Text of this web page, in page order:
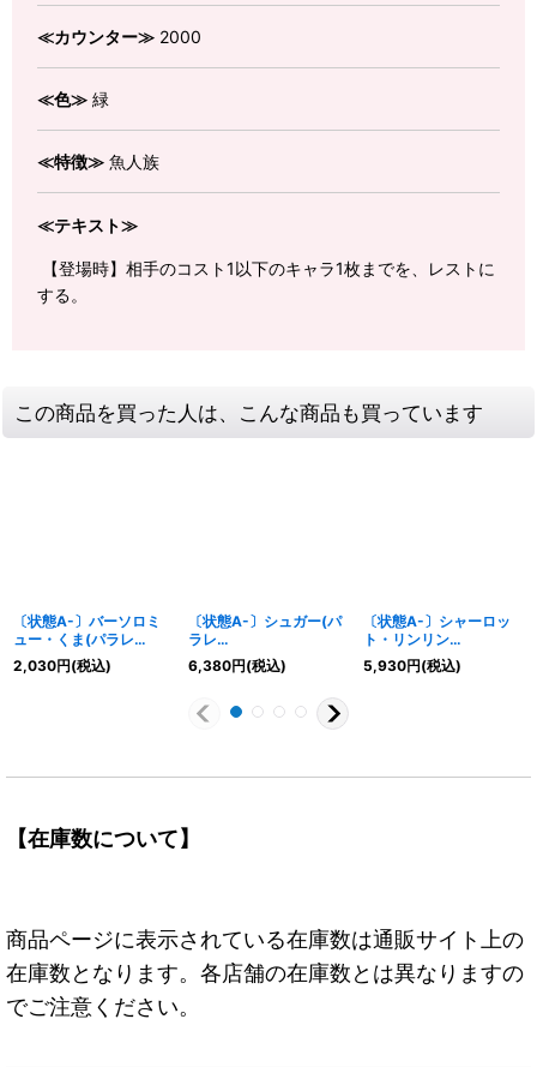
≪カウンター≫ 2000
≪色≫ 緑
≪特徴≫ 魚人族
≪テキスト≫
【登場時】相手のコスト1以下のキャラ1枚までを、レストに
する。
この商品を買った人は、こんな商品も買っています
〔状態A-〕バーソロミ
ュー・くま(パラレ
ル/illust:TAPIOCA)
【SEC/P】{OP12-119}
2,030円(税込)
〔状態A-〕シュガー(パ
ラレ
ル/SP/illust:sowsow)
【SP】{OP04-
6,380円(税込)
〔状態A-〕シャーロッ
ト・リンリン
(illust:Hatori Kyoka)
【SR】{ST07-010}
5,930円(税込)
【在庫数について】
商品ページに表示されている在庫数は通販サイト上の
在庫数となります。各店舗の在庫数とは異なりますの
でご注意ください。